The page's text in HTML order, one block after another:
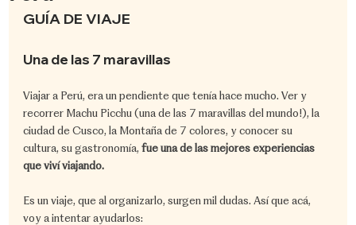
GUÍA DE VIAJE
Una de las 7 maravillas
​Viajar a Perú, era un pendiente que tenía hace mucho. Ver y
recorrer Machu Picchu (una de las 7 maravillas del mundo!), la
ciudad de Cusco, la Montaña de 7 colores, y conocer su
cultura, su gastronomía, fue una de las mejores experiencias
que viví viajando.
Es un viaje, que al organizarlo, surgen mil dudas. Así que acá,
voy a intentar ayudarlos: